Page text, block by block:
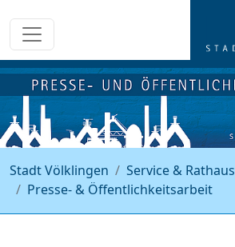
Stadt Völklingen Service & Rathaus
Presse- & Öffentlichkeitsarbeit